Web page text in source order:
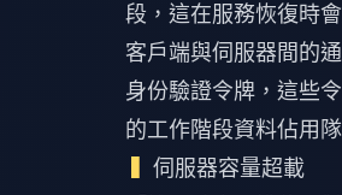
段，這在服務恢復時
客戶端與伺服器間的
身份驗證令牌，這些
的工作階段資料佔用
伺服器容量超載